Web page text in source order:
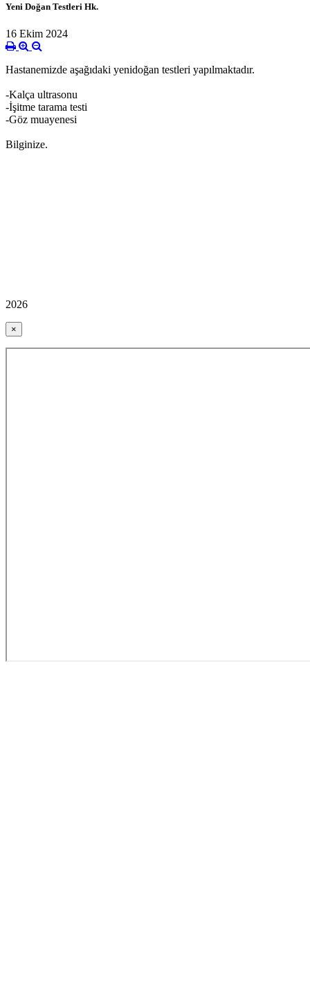
Yeni Doğan Testleri Hk.
16 Ekim 2024
Hastanemizde aşağıdaki yenidoğan testleri yapılmaktadır.
-Kalça ultrasonu
-İşitme tarama testi
-Göz muayenesi
Bilginize.
2026
×